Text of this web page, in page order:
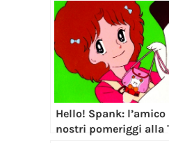
Hello! Spank:
nostri pomeriggi alla